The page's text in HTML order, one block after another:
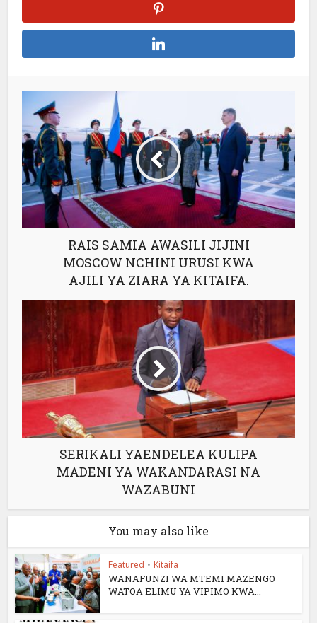
RAIS SAMIA AWASILI JIJINI
MOSCOW NCHINI URUSI KWA
AJILI YA ZIARA YA KITAIFA.
SERIKALI YAENDELEA KULIPA
MADENI YA WAKANDARASI NA
WAZABUNI
You may also like
Featured • Kitaifa
WANAFUNZI WA MTEMI MAZENGO
WATOA ELIMU YA VIPIMO KWA...